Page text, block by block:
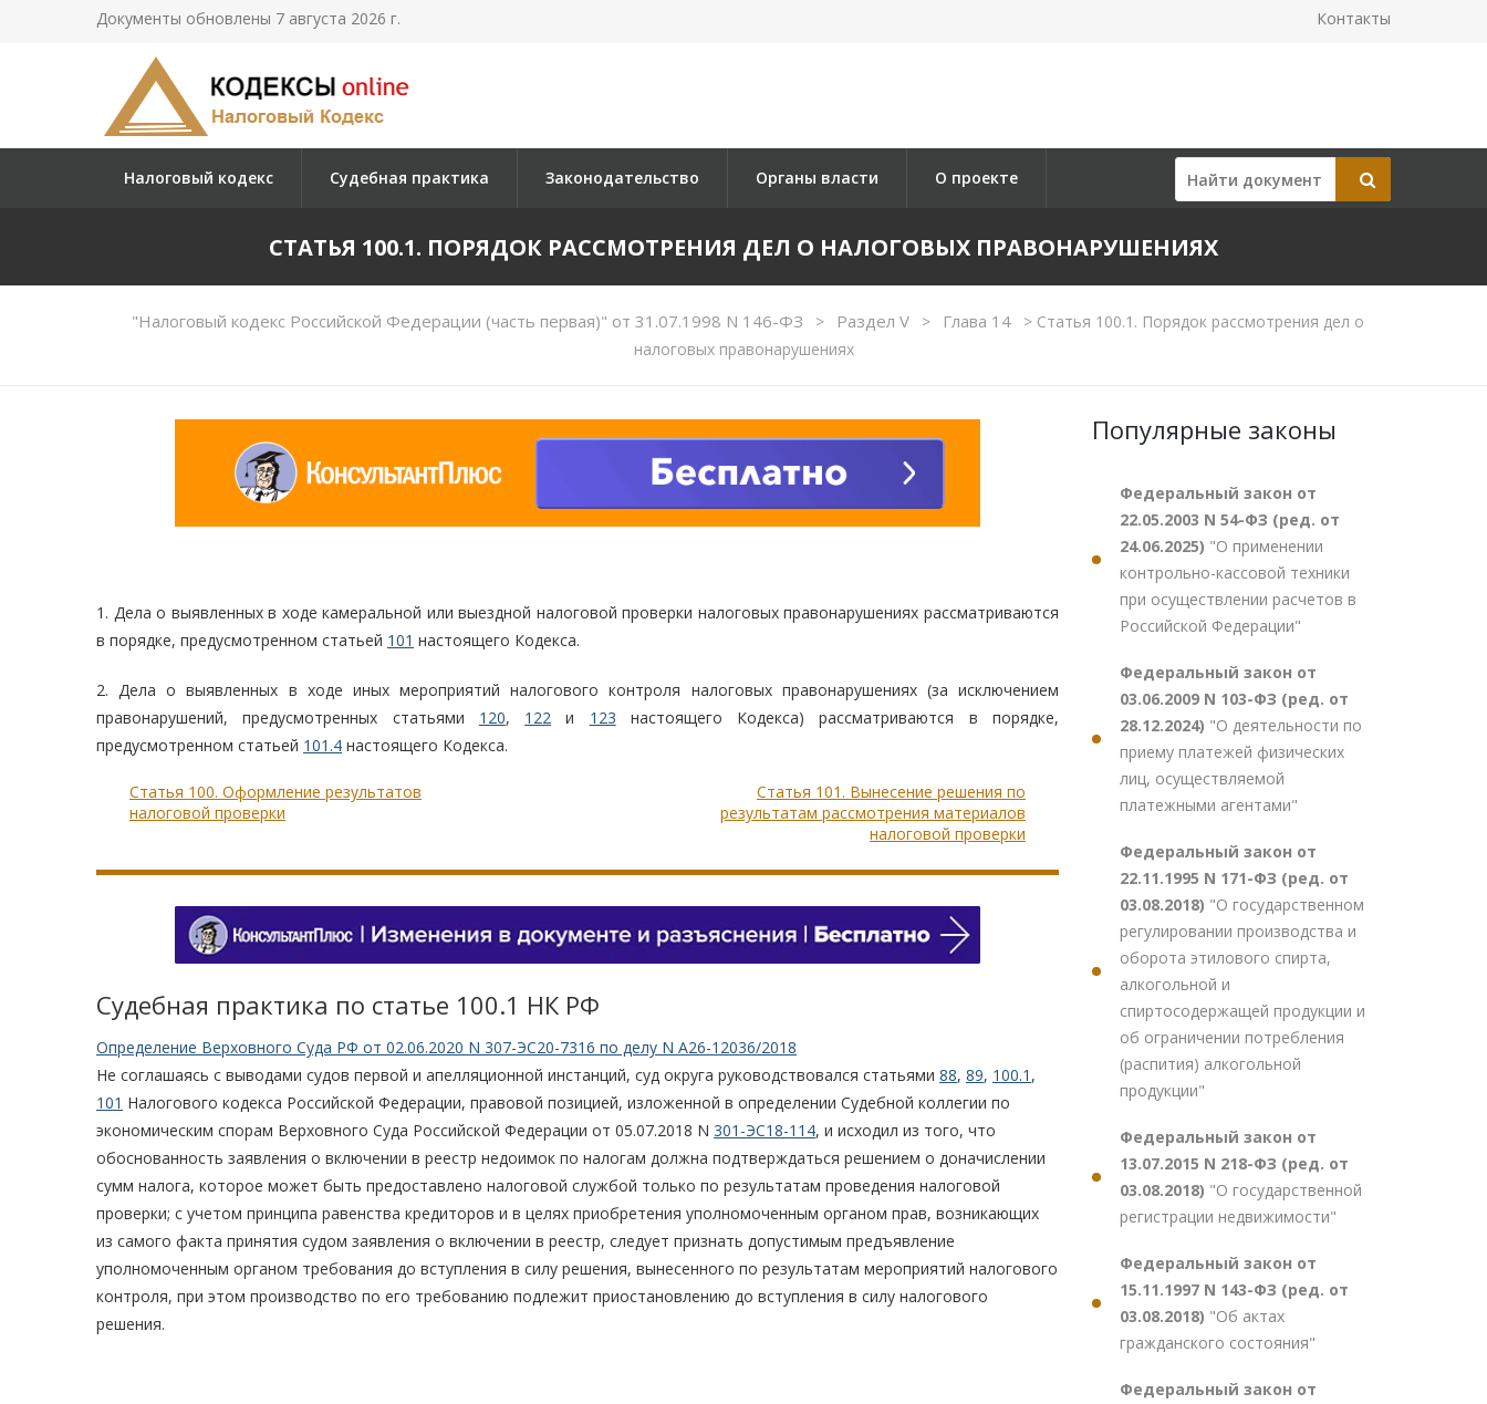
Документы обновлены 7 августа 2026 г. Контакты
Налоговый кодекс Судебная практика Законодательство Органы власти О проекте
СТАТЬЯ 100.1. ПОРЯДОК РАССМОТРЕНИЯ ДЕЛ О НАЛОГОВЫХ ПРАВОНАРУШЕНИЯХ
"Налоговый кодекс Российской Федерации (часть первая)" от 31.07.1998 N 146-ФЗ > Раздел V > Глава 14 >Статья 100.1. Порядок рассмотрения дел о
налоговых правонарушениях
1. Дела о выявленных в ходе камеральной или выездной налоговой проверки налоговых правонарушениях рассматриваются
в порядке, предусмотренном статьей 101 настоящего Кодекса.
2. Дела о выявленных в ходе иных мероприятий налогового контроля налоговых правонарушениях (за исключением
правонарушений, предусмотренных статьями 120, 122 и 123 настоящего Кодекса) рассматриваются в порядке,
предусмотренном статьей 101.4 настоящего Кодекса.
Статья 100. Оформление результатов
налоговой проверки
Статья 101. Вынесение решения по
результатам рассмотрения материалов
налоговой проверки
Судебная практика по статье 100.1 НК РФ
Определение Верховного Суда РФ от 02.06.2020 N 307-ЭС20-7316 по делу N А26-12036/2018
Не соглашаясь с выводами судов первой и апелляционной инстанций, суд округа руководствовался статьями 88, 89, 100.1 ,
101 Налогового кодекса Российской Федерации, правовой позицией, изложенной в определении Судебной коллегии по
экономическим спорам Верховного Суда Российской Федерации от 05.07.2018 N 301-ЭС18-114, и исходил из того, что
обоснованность заявления о включении в реестр недоимок по налогам должна подтверждаться решением о доначислении
сумм налога, которое может быть предоставлено налоговой службой только по результатам проведения налоговой
проверки; с учетом принципа равенства кредиторов и в целях приобретения уполномоченным органом прав, возникающих
из самого факта принятия судом заявления о включении в реестр, следует признать допустимым предъявление
уполномоченным органом требования до вступления в силу решения, вынесенного по результатам мероприятий налогового
контроля, при этом производство по его требованию подлежит приостановлению до вступления в силу налогового
решения.
Популярные законы
Федеральный закон от
22.05.2003 N 54-ФЗ (ред. от
24.06.2025) "О применении
контрольно-кассовой техники
при осуществлении расчетов в
Российской Федерации"
Федеральный закон от
03.06.2009 N 103-ФЗ (ред. от
28.12.2024) "О деятельности по
приему платежей физических
лиц, осуществляемой
платежными агентами"
Федеральный закон от
22.11.1995 N 171-ФЗ (ред. от
03.08.2018) "О государственном
регулировании производства и
оборота этилового спирта,
алкогольной и
спиртосодержащей продукции и
об ограничении потребления
(распития) алкогольной
продукции"
Федеральный закон от
13.07.2015 N 218-ФЗ (ред. от
03.08.2018) "О государственной
регистрации недвижимости"
Федеральный закон от
15.11.1997 N 143-ФЗ (ред. от
03.08.2018) "Об актах
гражданского состояния"
Федеральный закон от